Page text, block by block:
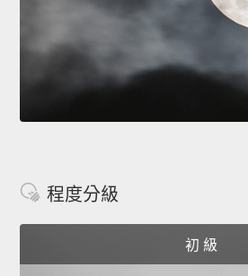
程度分級
初 級